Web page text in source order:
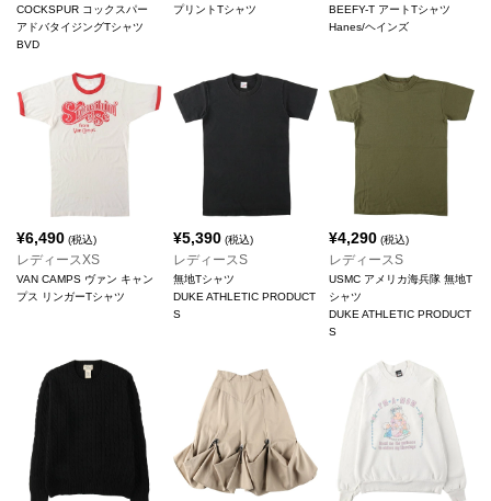
COCKSPUR コックスパー
アドバタイジングTシャツ
BVD
プリントTシャツ
BEEFY-T アートTシャツ
Hanes/ヘインズ
¥6,490 (税込)
レディースXS
VAN CAMPS ヴァン キャン
プス リンガーTシャツ
¥5,390(税込)
レディースS
無地Tシャツ
DUKE ATHLETIC PRODUCT
S
¥4,290 (税込)
レディースS
USMC アメリカ海兵隊 無地T
シャツ
DUKE ATHLETIC PRODUCT
S